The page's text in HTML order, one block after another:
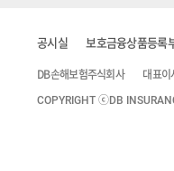
공시실 보호금융상품등록
DB손해보험주식회사 대표이
COPYRIGHT ⓒDB